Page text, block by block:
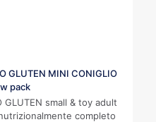
GLUTEN MINI CONIGLIO
pack
small & toy adult
completo